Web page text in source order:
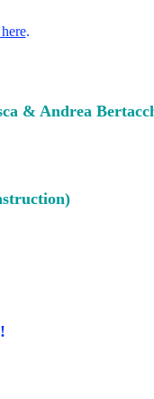
.
& Andrea Bertacchi